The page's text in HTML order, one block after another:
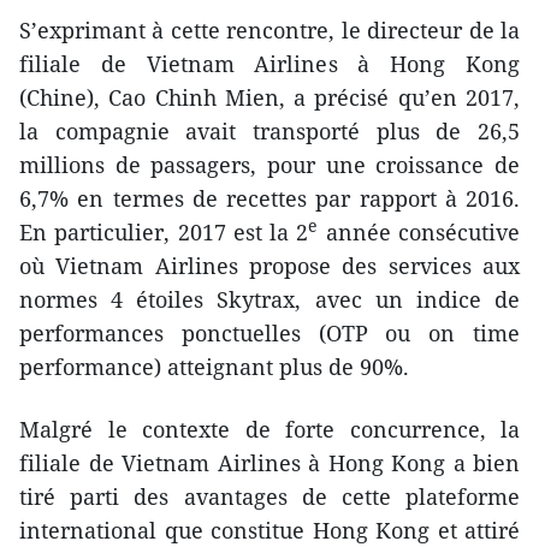
S’exprimant à cette rencontre, le directeur de la
filiale de Vietnam Airlines à Hong Kong
(Chine), Cao Chinh Mien, a précisé qu’en 2017,
la compagnie avait transporté plus de 26,5
millions de passagers, pour une croissance de
6,7% en termes de recettes par rapport à 2016.
En particulier, 2017 est la 2e année consécutive
où Vietnam Airlines propose des services aux
normes 4 étoiles Skytrax, avec un indice de
performances ponctuelles (OTP ou on time
performance) atteignant plus de 90%.
Malgré le contexte de forte concurrence, la
filiale de Vietnam Airlines à Hong Kong a bien
tiré parti des avantages de cette plateforme
international que constitue Hong Kong et attiré